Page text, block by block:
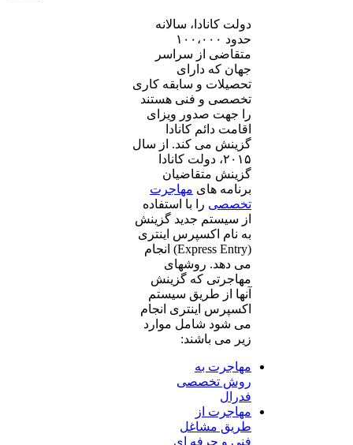
دولت کانادا، سالانه
حدود ۱۰۰،۰۰۰
متقاضی از سراسر
جهان که دارای
تحصیلات و سابقه کاری
تخصصی و فنی هستند
را جهت صدور ویزای
اقامت دائم کانادا
گزینش می کند. از سال
۲۰۱۵، دولت کانادا
گزینش متقاضیان
برنامه های مهاجرت
تخصصی را با استفاده
از سیستم جدید گزینش
به نام اکسپرس اینتری
(Express Entry) انجام
می دهد. روشهای
مهاجرتی که گزینش
آنها از طریق سیستم
اکسپرس اینتری انجام
می شود شامل موارد
زیر می باشند:
مهاجرت به
روش تخصصی
فدرال
مهاجرت از
طریق مشاغل
فنی و حرفه ای